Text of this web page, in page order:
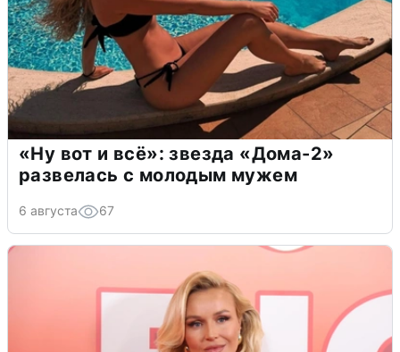
«Ну вот и всё»: звезда «Дома-2»
развелась с молодым мужем
6 августа 67